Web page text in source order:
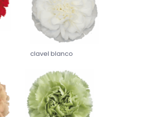
clavel blanco